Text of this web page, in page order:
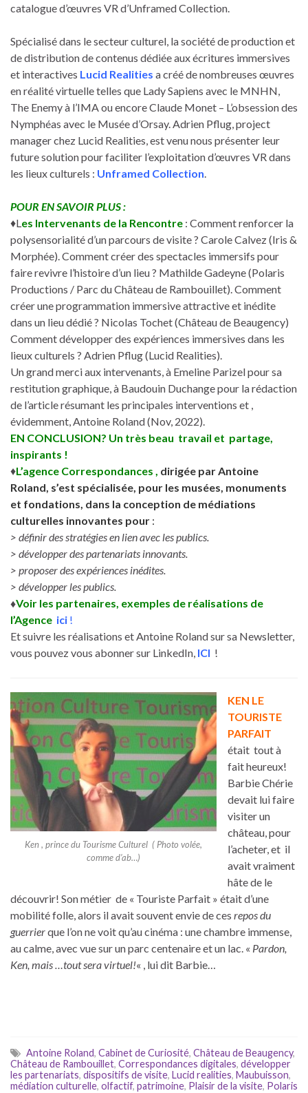
catalogue d’œuvres VR d’Unframed Collection.
Spécialisé dans le secteur culturel, la société de production et
de distribution de contenus dédiée aux écritures immersives
et interactives Lucid Realities a créé de nombreuses œuvres
en réalité virtuelle telles que Lady Sapiens avec le MNHN,
The Enemy à l’IMA ou encore Claude Monet – L’obsession des
Nymphéas avec le Musée d’Orsay. Adrien Pflug, project
manager chez Lucid Realities, est venu nous présenter leur
future solution pour faciliter l’exploitation d’œuvres VR dans
les lieux culturels : Unframed Collection
POUR EN SAVOIR PLUS :
♦L es Intervenants de la Rencontre : Comment renforcer la
polysensorialité d’un parcours de visite ? Carole Calvez (Iris &
Morphée). Comment créer des spectacles immersifs pour
faire revivre l’histoire d’un lieu ? Mathilde Gadeyne (Polaris
Productions / Parc du Château de Rambouillet). Comment
créer une programmation immersive attractive et inédite
dans un lieu dédié ? Nicolas Tochet (Château de Beaugency)
Comment développer des expériences immersives dans les
lieux culturels ? Adrien Pflug (Lucid Realities).
Un grand merci aux intervenants, à Emeline Parizel pour sa
restitution graphique, à Baudouin Duchange pour la rédaction
de l’article résumant les principales interventions et ,
évidemment, Antoine Roland (Nov, 2022).
EN CONCLUSION? Un très beau travail et partage,
inspirants !
♦L’agence Correspondances , dirigée par Antoine
Roland, s’est spécialisée, pour les musées, monuments
et fondations, dans la conception de médiations
culturelles innovantes pour :
> définir des stratégies en lien avec les publics.
> développer des partenariats innovants.
> proposer des expériences inédites.
> développer les publics.
♦Voir les partenaires, exemples de réalisations de
l’Agence ici !
Et suivre les réalisations et Antoine Roland sur sa Newsletter,
vous pouvez vous abonner sur LinkedIn, ICI !
Ken , prince du Tourisme Culturel ( Photo volée,
comme d’ab…)
KEN LE
TOURISTE
PARFAIT
était tout à
fait heureux!
Barbie Chérie
devait lui faire
visiter un
château, pour
l’acheter, et il
avait vraiment
hâte de le
découvrir! Son métier de « Touriste Parfait » était d’une
mobilité folle, alors il avait souvent envie de ces repos du
guerrierque l’on ne voit qu’au cinéma : une chambre immense,
au calme, avec vue sur un parc centenaire et un lac. « Pardon,
Ken, mais …tout sera virtuel!« , lui dit Barbie…
Antoine Roland, Cabinet de Curiosité, Château de Beaugency,
Château de Rambouillet, Correspondances digitales, développer
les partenariats, dispositifs de visite, Lucid realities, Maubuisson,
médiation culturelle, olfactif, patrimoine, Plaisir de la visite, Polaris